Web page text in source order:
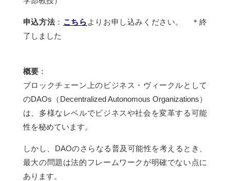
申込方法： こちら よりお申し込みください。 ＊終
了しました
概要：
ブロックチェーン上のビジネス・ヴィークルとして
のDAOs（Decentralized Autonomous Organizations）
は、多様なレベルでビジネスや社会を変革する可能
性を秘めています。
しかし、DAOのさらなる普及可能性を考えるとき、
最大の問題は法的フレームワークが明確でない点に
あります。